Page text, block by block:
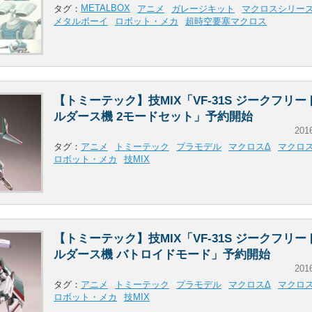
タグ： METALBOX アニメ ガレージキット
マクロスシリー
メタルボーイ
ロボット・メカ 超時空要塞マクロス
【トミーテック】技MIX「VF-31S ジークフリ
ルダース機 2モードセット」予約開始
タグ： アニメ トミーテック プラモデル マクロスΔ
マクロ
ロボット・メカ
技MIX
【トミーテック】技MIX「VF-31S ジークフリ
ルダース機 バトロイドモード」予約開始
タグ： アニメ トミーテック プラモデル マクロスΔ
マクロ
ロボット・メカ
技MIX